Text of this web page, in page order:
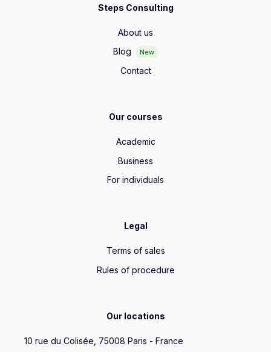
Steps Consulting
About us
Blog
New
Contact
Our courses
Academic
Business
For individuals
Legal
Terms of sales
Rules of procedure
Our locations
10 rue du Colisée, 75008 Paris - France